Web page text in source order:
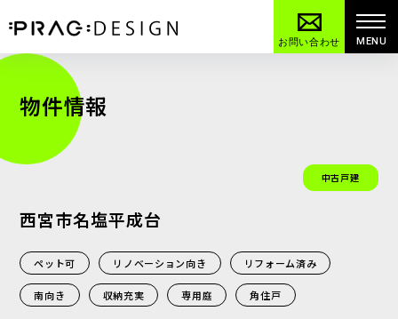
お問い合わせ MENU
物件情報
中古戸建
西宮市名塩平成台
ペット可 リノベーション向き リフォーム済み
南向き 収納充実 専用庭 角住戸